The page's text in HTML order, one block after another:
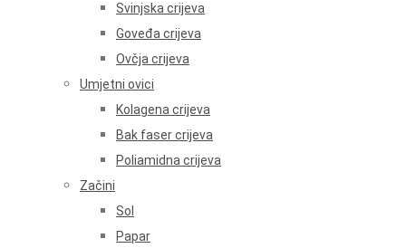
Svinjska crijeva
Goveđa crijeva
Ovčja crijeva
Umjetni ovici
Kolagena crijeva
Bak faser crijeva
Poliamidna crijeva
Začini
Sol
Papar